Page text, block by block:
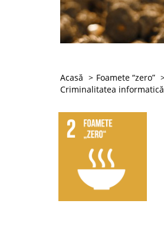
Acasă Foamete “zero”
Criminalitatea informatică